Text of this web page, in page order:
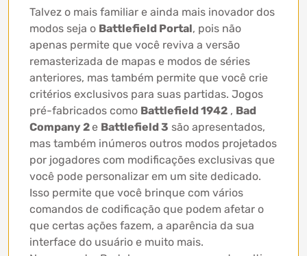
Talvez o mais familiar e ainda mais inovador dos
modos seja o Battlefield Portal, pois não
apenas permite que você reviva a versão
remasterizada de mapas e modos de séries
anteriores, mas também permite que você crie
critérios exclusivos para suas partidas. Jogos
pré-fabricados como Battlefield 1942 , Bad
Company 2e Battlefield 3 são apresentados,
mas também inúmeros outros modos projetados
por jogadores com modificações exclusivas que
você pode personalizar em um site dedicado.
Isso permite que você brinque com vários
comandos de codificação que podem afetar o
que certas ações fazem, a aparência da sua
interface do usuário e muito mais.